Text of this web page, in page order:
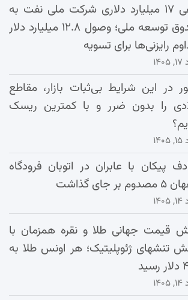
بدهی ۱۷ میلیارد دلاری شرکت ملی نفت به
صندوق توسعه ملی؛ وصول ۱۲.۸ میلیارد دلار
رایزنی‌ها برای تسویه
در این شرایط بی‌ثبات بازار، مقاطع
را بدون ضرر و با کمترین ریسک
پیکان با عابران در اتوبان فرودگاه
جای گذاشت
قیمت جهانی طلا و نقره همزمان با
تنشهای ژئوپلیتیک؛ هر اونس طلا به